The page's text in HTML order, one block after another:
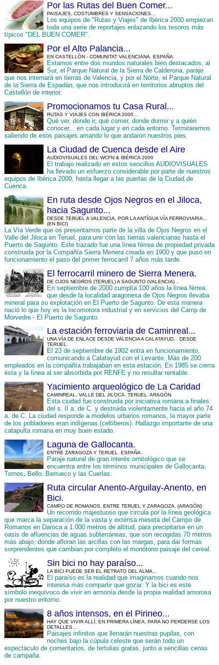
Por las Rutas del Buen Comer...
PAISAJES, COSTUMBRES Y SENSACIONES...
Los equipos de "Rutas y Viajes" de Ibérica 2000 empiezan
toda una serie de reportajes enlazando los tesoros más
típicos "DEL BUEN COMER".
Por el Alto Palancia...
EN CASTELLÓN - COMUNITAT VALENCIANA. ESPAÑA.
Estamos entre dos mundos naturales bien destacados, al
Sur, el Parque Natural de la Sierra de Calderona, paraje
que nos internará en tierras de Valencia, y por el Norte, el Parque Natural
de la Sierra de Espadán, que nos introducirá en territorios abruptos del
Castellón de interior.
Promocionamos tu Casa Rural...
RUTAS Y VIAJES CON IBÉRICA 2000...
Qué ver, donde ir, qué comer, donde dormir y a quién
conocer... en cada lugar y en cada entorno. Termiraremos
saliendo de esos paisajes amando lo que andaron nuestros pies.
La Ciudad de Cuenca desde el Aire
AUDIOVISUALES DEL WCFN & IBÉRICA 2000
El trabajo realizado en estos sencillos AUDIOVISUALES
ha llevado un esfuerzo considerable por parte de nuestros
equipos de Ibérica 2000, hasta llegar a las puertas de la Ciudad de
Cuenca.
En ruta desde Ojos Negros en el Jiloca,
hacia Sagunto...
DESDE TERUEL A VALENCIA, POR LA ANTÍGUA VÍA FERROVIARIA...
(EN BICI)
La Vía Verde que os presentamos parte de la villa de Ojos Negros en el
Valle del Jiloca en Teruel, para unir con las tierras valencianas hasta el
Puerto de Sagunto. Este trazado fue una línea férrea de propiedad privada
construida por la Compañía Sierra Menera creada en 1900 y que puso en
funcionamiento el paso del primer ferrocarril 7 años más tarde.
El ferrocarril minero de Sierra Menera.
DE OJOS NEGROS (TERUEL) A SAGUNTO (VALENCIA)...
En septiembre de 2000 cumplía 100 años la línea férrea
que desde la localidad aragonesa de Ojos Negros llevaba
mineral para su explotación en El Puerto de Sagunto. De esta manera
nació lo que hoy es la locomotora industrial y en servicios del Camp de
Morvedre - El Puerto de Sagunto.
La estación ferroviaria de Caminreal...
UNA VÍA DE ENLACE DESDE VALENCIA A CALATAYUD... DESDE
TERUEL.
El 23 de septiembre de 1902 entra en funcionamiento,
comunicando a Calatayud con el Levante. Más de 200
empleados en la compañía trabajaban en esta estación. En 1985 se cierra
ésta y la línea al ser absorbida por RENFE y no resultar rentable.
Yacimiento arqueológico de La Caridad
CAMINREAL. VALLE DEL JILOCA. TERUEL. ARAGÓN.
Esta ciudad fue construida por iniciativa romana a finales
del s. II a. de C. y destruida violentamente hacia el año 74
a. de C. La ciudad responde a modelos urbanos romanos, la mayor parte
de los pobladores eran indígenas (celtíberos). Hallazgo importante de una
catapulta romana en muy buen estado.
Laguna de Gallocanta.
ENTRE ZARAGOZA Y TERUEL. ESPAÑA.
Paraje natural de gran interés ornitológico que se
encuentra entre los términos municipales de Gallocanta,
Tornos, Bello, Berrueco y las Cuerlas.
Ruta circular Anento-Arguilay-Anento, en
Bici.
CAMPO DE ROMANOS. ENTRE TERUEL Y ZARAGOZA. (ARAGÓN)
Un recorrido majestuoso que circula por la línea geológica
que marca la separación de la vasta y extensa meseta del Campo de
Romanos en Daroca a 1.000 metros de altitud, para precipitarse en un
oasis de afluencias de aguas subterráneas, que son recogidas 70 metros
más abajo, donde afloran las arcillas con las margas, para dar formas
sorprendentes que cambian por completo el monótono paisaje del cereal.
Sin bici no hay paraíso...
LA BICI PUEDE SER EL RETRATO DEL ALMA...
El paraíso es la realidad que imaginamos cuando nos
interesa más compartir que gozar. Y la bici es este
símbolo inequívoco de vivir en armonía desde la propia realidad amorosa
por nuestro entorno.
8 años intensos, en el Pirineo...
HAY QUE VIVIR ALLÍ, EN PRIMERA LÍNEA, PARA NO PERDERSE LOS
DETALLES...
Paisajes infinitos que llenarán nuestras pupilas, con
noches bajo la cúpula celeste que serán todo un
espectáculo de comentarios, de tertulias gratas, junto a sencillas cenas
de campaña.